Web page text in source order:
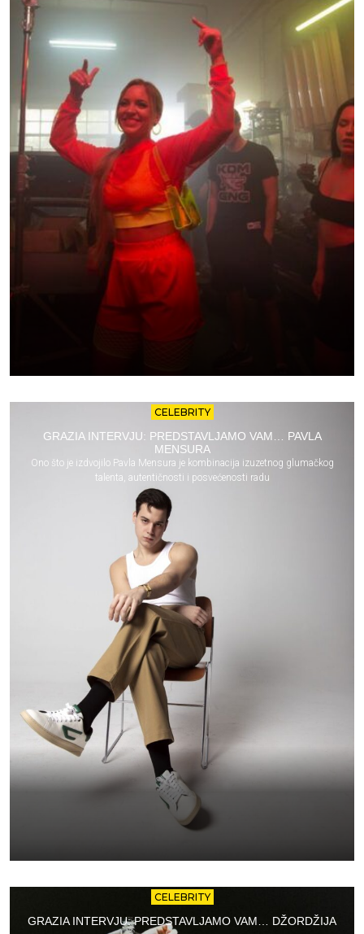
CELEBRITY
GRAZIA INTERVJU: PREDSTAVLJAMO VAM… PAVLA
MENSURA
Ono što je izdvojilo Pavla Mensura je kombinacija izuzetnog glumačkog
talenta, autentičnosti i posvećenosti radu
CELEBRITY
GRAZIA INTERVJU: PREDSTAVLJAMO VAM… DŽORDŽIJA